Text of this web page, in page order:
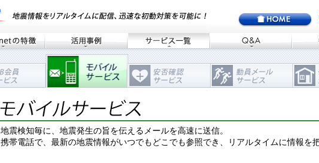
地震検知毎に、地震発生の旨を伝えるメールを高速に送信。
携帯電話で、最新の地震情報がいつでもどこでも参照でき、リアルタイムに情報を